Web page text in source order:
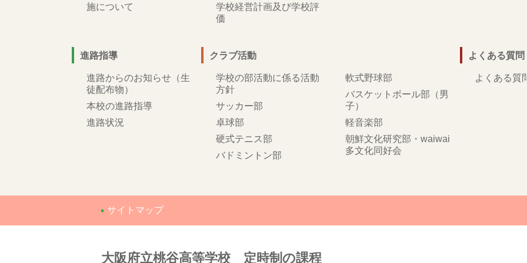
施について
学校経営計画及び学校評
価
進路指導
進路からのお知らせ（生
徒配布物）
本校の進路指導
進路状況
クラブ活動
学校の部活動に係る活動
方針
サッカー部
卓球部
硬式テニス部
バドミントン部
軟式野球部
バスケットボール部（男
子）
軽音楽部
朝鮮文化研究部・waiwai
多文化同好会
よくある質問
よくある質
サイトマップ
大阪府立桃谷高等学校 定時制の課程